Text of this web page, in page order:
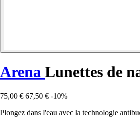
Arena Lunettes de
75,00 € 67,50 € -10%
Plongez dans l'eau avec la technologie